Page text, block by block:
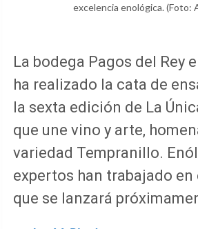
excelencia enológica.(Foto:
La bodega Pagos del Rey
ha realizado la cata de
la sexta edición de La
que une vino y arte,
variedad Tempranillo.
expertos han trabajado en
que se lanzará